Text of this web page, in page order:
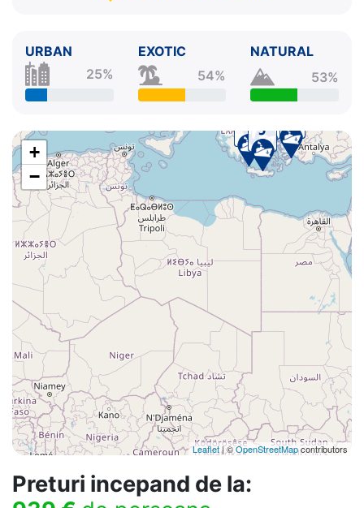
URBAN
25%
EXOTIC
54%
NATURAL
53%
+
−
Leaflet| ©OpenStreetMapcontributors
Preturi incepand de la: